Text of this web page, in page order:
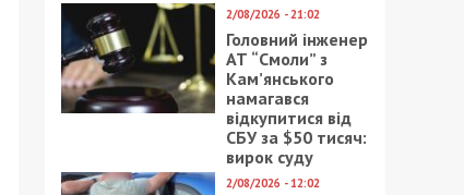
2/08/2026 - 21:02
Головний інженер
АТ “Смоли” з
Кам’янського
намагався
відкупитися від
СБУ за $50 тисяч:
вирок суду
2/08/2026 - 12:02